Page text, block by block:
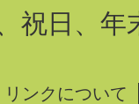
祝日、年
リンクについて